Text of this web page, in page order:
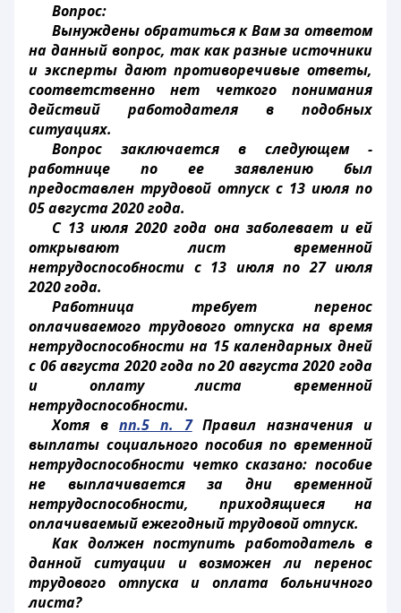
Вопрос:
Вынуждены обратиться к Вам за ответом
на данный вопрос, так как разные источники
и эксперты дают противоречивые ответы,
соответственно нет четкого понимания
действий работодателя в подобных
ситуациях.
Вопрос заключается в следующем -
работнице по ее заявлению был
предоставлен трудовой отпуск с 13 июля по
05 августа 2020 года.
С 13 июля 2020 года она заболевает и ей
открывают лист временной
нетрудоспособности с 13 июля по 27 июля
2020 года.
Работница требует перенос
оплачиваемого трудового отпуска на время
нетрудоспособности на 15 календарных дней
с 06 августа 2020 года по 20 августа 2020 года
и оплату листа временной
нетрудоспособности.
Хотя впп.5 п. 7Правил назначения и
выплаты социального пособия по временной
нетрудоспособности четко сказано: пособие
не выплачивается за дни временной
нетрудоспособности, приходящиеся на
оплачиваемый ежегодный трудовой отпуск.
Как должен поступить работодатель в
данной ситуации и возможен ли перенос
трудового отпуска и оплата больничного
листа?